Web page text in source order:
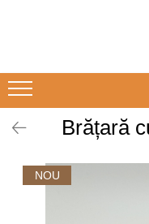
Brățară
NOU